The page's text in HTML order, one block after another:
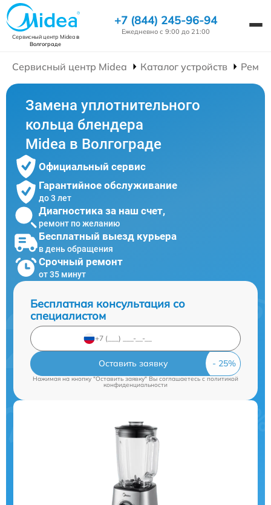
Сервисный центр Mideaв
Волгограде
+7 (844) 245-96-94
Ежедневно с 9:00 до 21:00
Сервисный центр Midea Каталог устройств
Замена уплотнительного
кольца блендера
Midea в Волгограде
Официальный сервис
Гарантийное обслуживание
до 3 лет
Диагностика за наш счет,
ремонт по желанию
Бесплатный выезд курьера
в день обращения
Срочный ремонт
от 35 минут
Бесплатная консультация со
специалистом
Оставить заявку
Нажимая на кнопку "Оставить заявку" Вы соглашаетесь cполитикой
конфиденциальности